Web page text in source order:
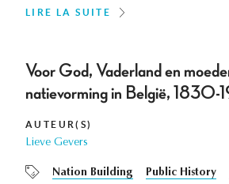
LIRE LA SUITE
Voor God, Vaderland en
natievorming in België,
AUTEUR(S)
Lieve Gevers
Nation Building Public History